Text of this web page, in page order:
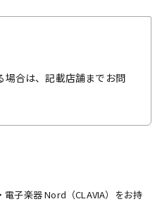
合は、記載店舗までお問
電子楽器 Nord（CLAVIA）をお持